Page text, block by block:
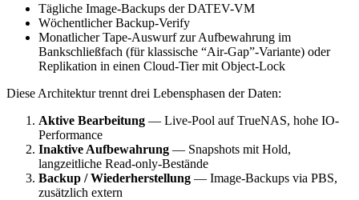
Tägliche Image-Backups der DATEV-VM
Wöchentlicher Backup-Verify
Monatlicher Tape-Auswurf zur Aufbewahrung im
Bankschließfach (für klassische “Air-Gap”-Variante) oder
Replikation in einen Cloud-Tier mit Object-Lock
Diese Architektur trennt drei Lebensphasen der Daten:
Aktive Bearbeitung — Live-Pool auf TrueNAS, hohe IO-
Performance
Inaktive Aufbewahrung — Snapshots mit Hold,
langzeitliche Read-only-Bestände
Backup / Wiederherstellung — Image-Backups via PBS,
zusätzlich extern